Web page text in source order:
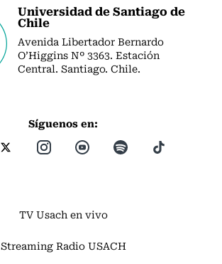
Universidad de Santiago de
Chile
Avenida Libertador Bernardo
O’Higgins Nº 3363. Estación
Central. Santiago. Chile.
Síguenos en:
TV Usach en vivo
Streaming Radio USACH